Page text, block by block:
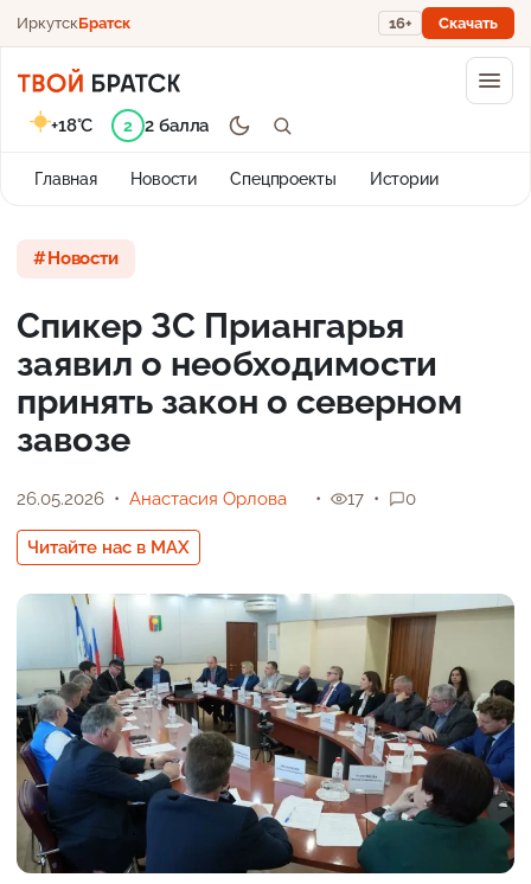
ИркутскБратск 16+ Скачать
Главная Новости Спецпроекты Истории
+18°C 2 2 балла
Новости
Спикер ЗС Приангарья
заявил о необходимости
принять закон о северном
завозе
26.05.2026 Анастасия Орлова
Читайте нас в MAX
17 0